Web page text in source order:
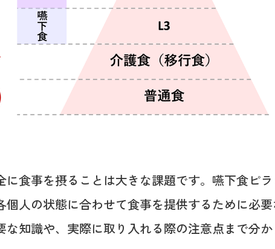
食事を摂ることは大きな課題です。嚥下食ピ
個人の状態に合わせて食事を提供するために必
な知識や、実際に取り入れる際の注意点まで分